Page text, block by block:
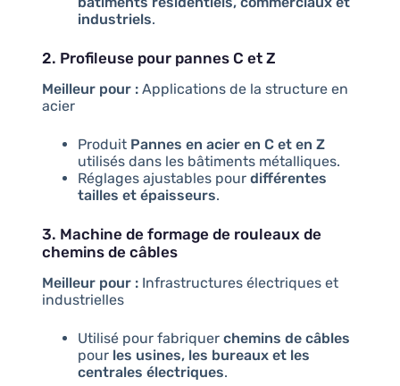
industriels.
2. Profileuse pour pannes C et Z
Meilleur pour :Applications de la structure en
acier
Produit Pannes en acier en C et en Z
utilisés dans les bâtiments métalliques.
Réglages ajustables pour différentes
tailles et épaisseurs.
3. Machine de formage de rouleaux de
chemins de câbles
Meilleur pour :Infrastructures électriques et
industrielles
Utilisé pour fabriquer chemins de câbles
pour les usines, les bureaux et les
centrales électriques.